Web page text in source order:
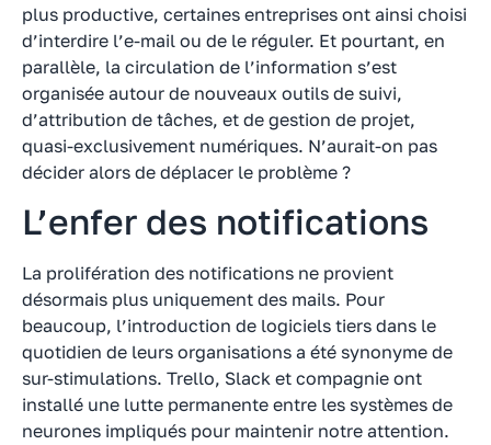
plus productive, certaines entreprises ont ainsi choisi
d’interdire l’e-mail ou de le réguler. Et pourtant, en
parallèle, la circulation de l’information s’est
organisée autour de nouveaux outils de suivi,
d’attribution de tâches, et de gestion de projet,
quasi-exclusivement numériques. N’aurait-on pas
décider alors de déplacer le problème ?
L’enfer des notifications
La prolifération des notifications ne provient
désormais plus uniquement des mails. Pour
beaucoup, l’introduction de logiciels tiers dans le
quotidien de leurs organisations a été synonyme de
sur-stimulations. Trello, Slack et compagnie ont
installé une lutte permanente entre les systèmes de
neurones impliqués pour maintenir notre attention.